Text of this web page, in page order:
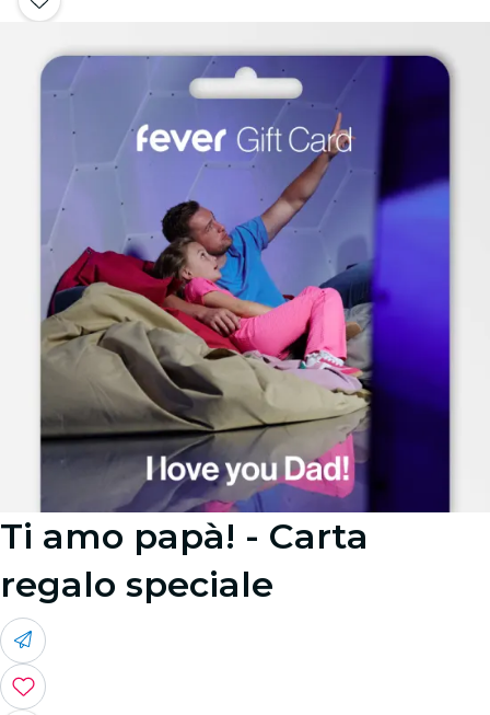
Ti amo papà! - Carta
regalo speciale